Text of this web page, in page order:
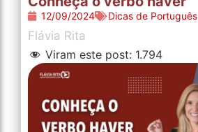
12/09/2024 Dicas de Português
Flávia Rita
Viram este post: 1.794